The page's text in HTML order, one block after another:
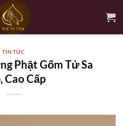
TIN TỨC
Phật Gốm Tử Sa
Cao Cấp